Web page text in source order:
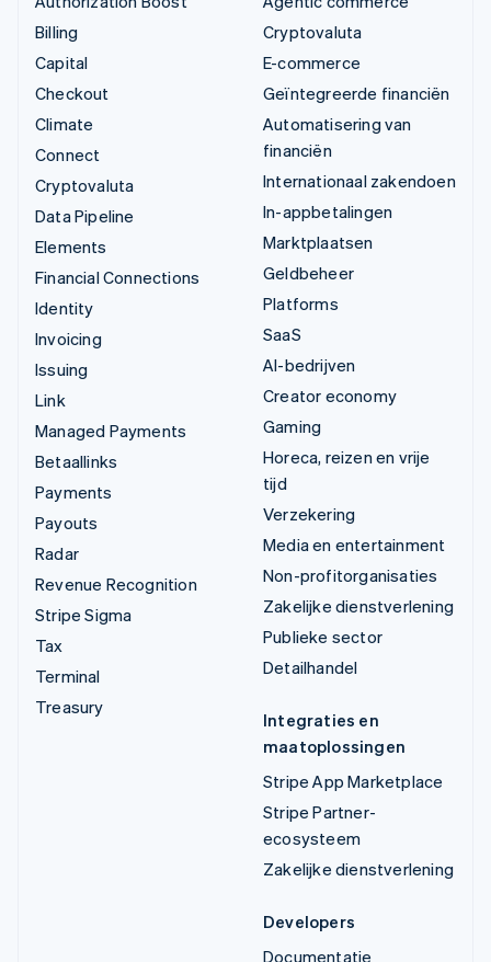
Billing
Capital
Checkout
Climate
Connect
Cryptovaluta
Data Pipeline
Elements
Financial Connections
Identity
Invoicing
Issuing
Link
Managed Payments
Betaallinks
Payments
Payouts
Radar
Revenue Recognition
Stripe Sigma
Tax
Terminal
Treasury
Cryptovaluta
E-commerce
Geïntegreerde financiën
Automatisering van
financiën
Internationaal zakendoen
In-appbetalingen
Marktplaatsen
Geldbeheer
Platforms
SaaS
AI-bedrijven
Creator economy
Gaming
Horeca, reizen en vrije
tijd
Verzekering
Media en entertainment
Non-profitorganisaties
Zakelijke dienstverlening
Publieke sector
Detailhandel
Integraties en
maatoplossingen
Stripe App Marketplace
Stripe Partner-
ecosysteem
Zakelijke dienstverlening
Developers
Documentatie